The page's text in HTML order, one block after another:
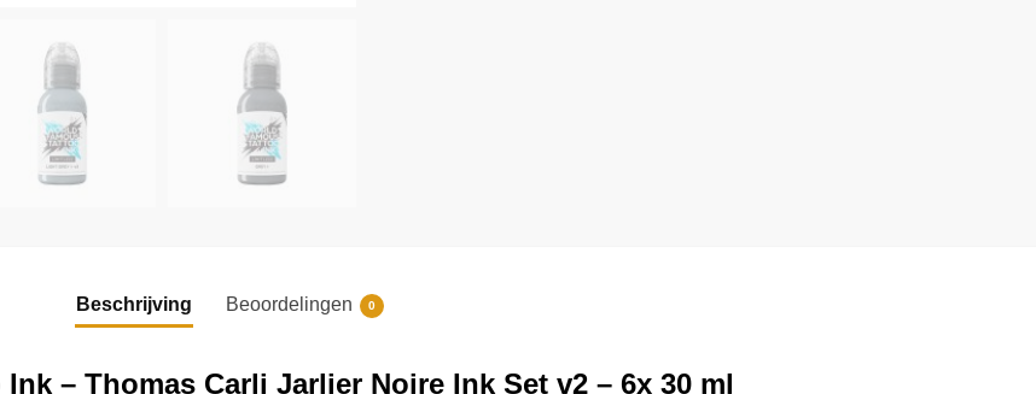
Beschrijving Beoordelingen 0
– Thomas Carli Jarlier Noire Ink Set v2 – 6x 30 ml